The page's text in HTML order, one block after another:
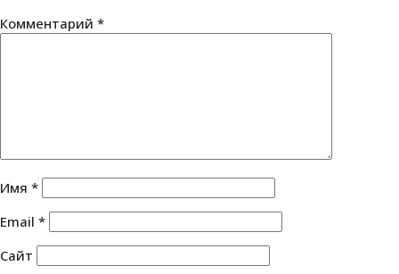
Комментарий *
Имя *
Email *
Сайт